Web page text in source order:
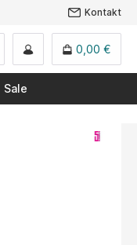
Kontakt
0,00 €
Sale